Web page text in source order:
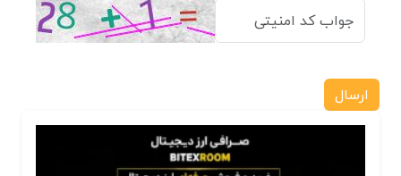
ارسال